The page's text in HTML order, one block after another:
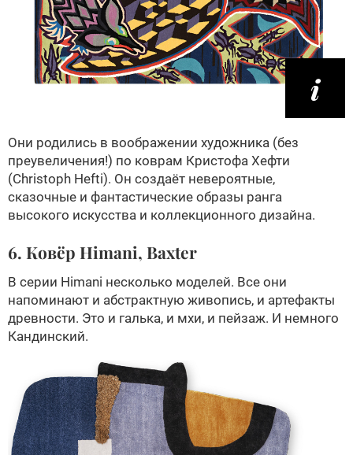
Они родились в воображении художника (без
преувеличения!) по коврам Кристофа Хефти
(Christoph Hefti). Он создаёт невероятные,
сказочные и фантастические образы ранга
высокого искусства и коллекционного дизайна.
6. Ковёр Himani, Baxter
В серии Himani несколько моделей. Все они
напоминают и абстрактную живопись, и артефакты
древности. Это и галька, и мхи, и пейзаж. И немного
Кандинский.